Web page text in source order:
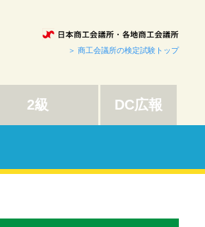
＞ 商工会議所の検定試験トップ
2級 DC広報